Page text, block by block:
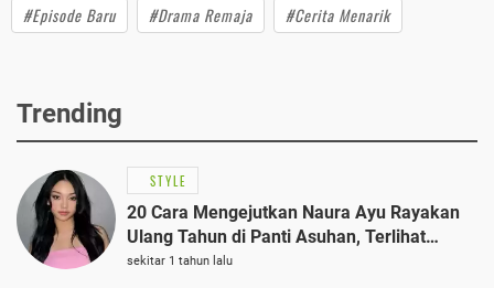
#Episode Baru
#Drama Remaja #Cerita Menarik
Trending
STYLE
20 Cara Mengejutkan Naura Ayu Rayakan
Ulang Tahun di Panti Asuhan, Terlihat
Anggun dengan Kaftan Cokelat
sekitar 1 tahun lalu